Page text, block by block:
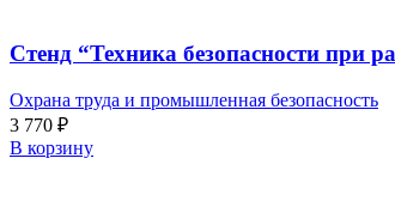
Стенд “Техника безопасности при
Охрана труда и промышленная безопасность
3 770 ₽
В корзину